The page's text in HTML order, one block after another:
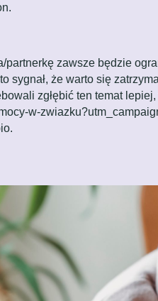
partnerkę zawsze będzie
sygnał, że warto się
zgłębić ten temat
w-
.